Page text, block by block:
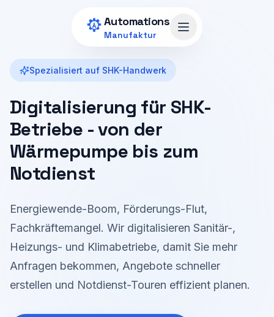
Automations
Manufaktur Menü öffnen
Spezialisiert auf SHK-Handwerk
Digitalisierung für SHK-
Betriebe - von der
Wärmepumpe bis zum
Notdienst
Energiewende-Boom, Förderungs-Flut,
Fachkräftemangel. Wir digitalisieren Sanitär-,
Heizungs- und Klimabetriebe, damit Sie mehr
Anfragen bekommen, Angebote schneller
erstellen und Notdienst-Touren effizient planen.